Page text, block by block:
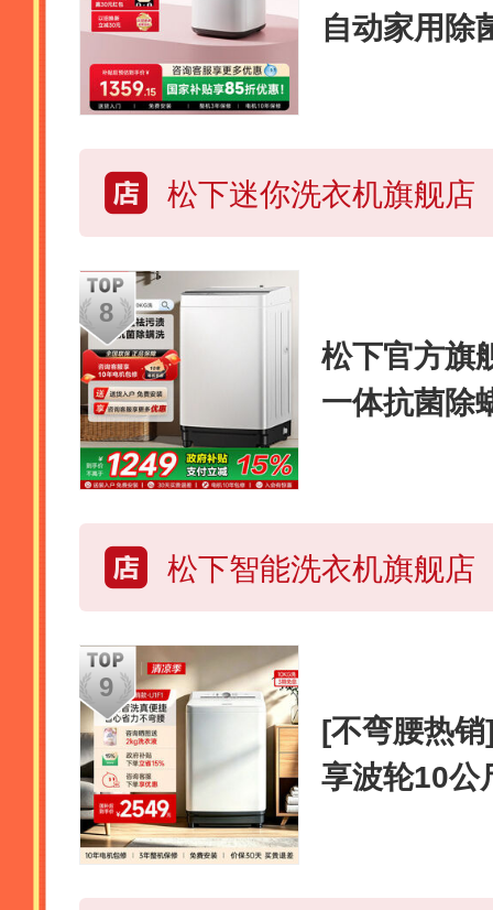
自动家用除
松下迷你洗衣机旗舰店
松下官方旗
一体抗菌除
松下智能洗衣机旗舰店
[不弯腰热
享波轮10公